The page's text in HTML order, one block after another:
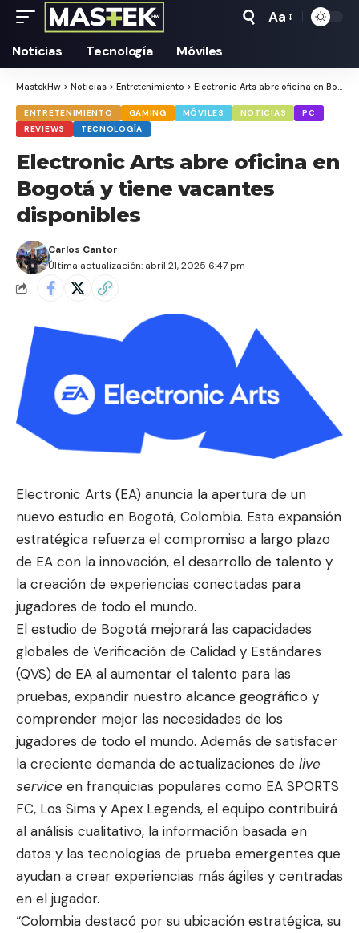
Tamaño
Aa
Noticias Tecnología Móviles
MastekHw > Noticias > Entretenimiento > Electronic Arts abre oficina en Bogotá y tiene vacantes disponibles
ENTRETENIMIENTO GAMING MÓVILES NOTICIAS
PC
REVIEWS
TECNOLOGÍA
Electronic Arts abre oficina en
Bogotá y tiene vacantes
disponibles
Última actualización: abril 21, 2025 6:47 pm
Carlos Cantor
Electronic Arts (EA) anuncia la apertura de un
nuevo estudio en Bogotá, Colombia. Esta expansión
estratégica refuerza el compromiso a largo plazo
de EA con la innovación, el desarrollo de talento y
la creación de experiencias conectadas para
jugadores de todo el mundo.
El estudio de Bogotá mejorará las capacidades
globales de Verificación de Calidad y Estándares
(QVS) de EA al aumentar el talento para las
pruebas, expandir nuestro alcance geográfico y
comprender mejor las necesidades de los
jugadores de todo el mundo. Además de satisfacer
la creciente demanda de actualizaciones de live
service en franquicias populares como EA SPORTS
FC, Los Sims y Apex Legends, el equipo contribuirá
al análisis cualitativo, la información basada en
datos y las tecnologías de prueba emergentes que
ayudan a crear experiencias más ágiles y centradas
en el jugador.
“Colombia destacó por su ubicación estratégica, su